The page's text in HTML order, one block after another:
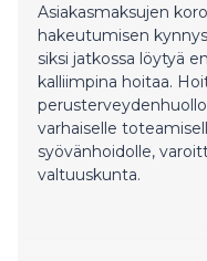
Asiakasmaksujen
hakeutumisen
siksi jatkossa löytyä
kalliimpina hoitaa.
varhaiselle
syövänhoidolle,
valtuuskunta.